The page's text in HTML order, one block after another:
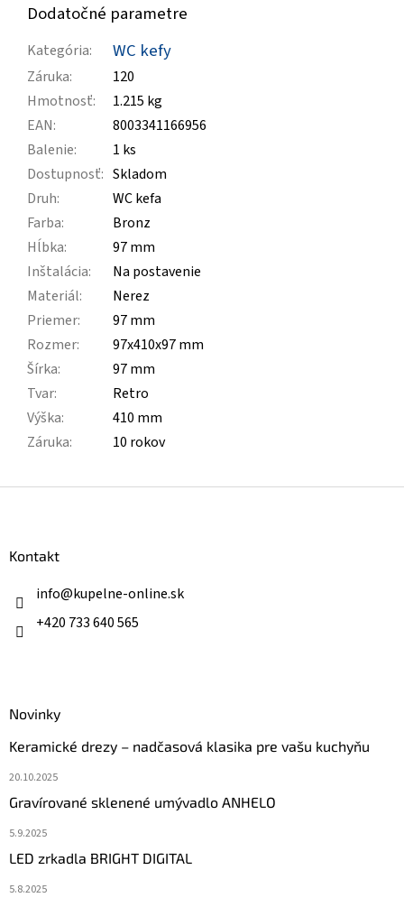
Dodatočné parametre
Kategória: WC kefy
Záruka:
120
Hmotnosť:
1.215 kg
EAN:
8003341166956
Balenie:
1 ks
Dostupnosť: Skladom
Druh:
WC kefa
Farba:
Bronz
Hĺbka:
97 mm
Inštalácia:
Na postavenie
Materiál:
Nerez
Priemer:
97 mm
Rozmer:
97x410x97 mm
Šírka:
97 mm
Tvar:
Retro
Výška:
410 mm
Záruka: 10 rokov
Kontakt
info@kupelne-online.sk
+420 733 640 565
Novinky
Keramické drezy – nadčasová klasika pre vašu kuchyňu
20.10.2025
Gravírované sklenené umývadlo ANHELO
5.9.2025
LED zrkadla BRIGHT DIGITAL
5.8.2025